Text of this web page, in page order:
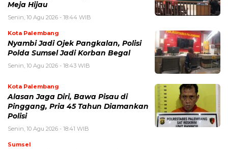
Meja Hijau
Senin, 10 Agu 2026 - 18:44 WIB
Kota Palembang
Nyambi Jadi Ojek Pangkalan, Polisi
Polda Sumsel Jadi Korban Begal
Senin, 10 Agu 2026 - 18:43 WIB
Kota Palembang
Alasan Jaga Diri, Bawa Pisau di
Pinggang, Pria 45 Tahun Diamankan
Polisi
Senin, 10 Agu 2026 - 18:41 WIB
Sumsel